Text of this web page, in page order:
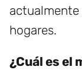
actualmente
hogares.
¿Cuál es el